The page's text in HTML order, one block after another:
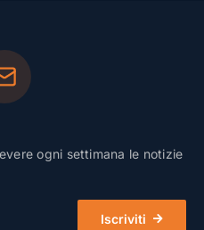
ogni settimana le notizie
Iscriviti